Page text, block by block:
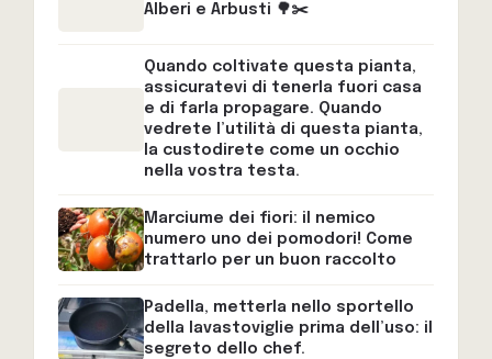
Alberi e Arbusti 🌳✂️
Quando coltivate questa pianta,
assicuratevi di tenerla fuori casa
e di farla propagare. Quando
vedrete l’utilità di questa pianta,
la custodirete come un occhio
nella vostra testa.
Marciume dei fiori: il nemico
numero uno dei pomodori! Come
trattarlo per un buon raccolto
Padella, metterla nello sportello
della lavastoviglie prima dell’uso: il
segreto dello chef.